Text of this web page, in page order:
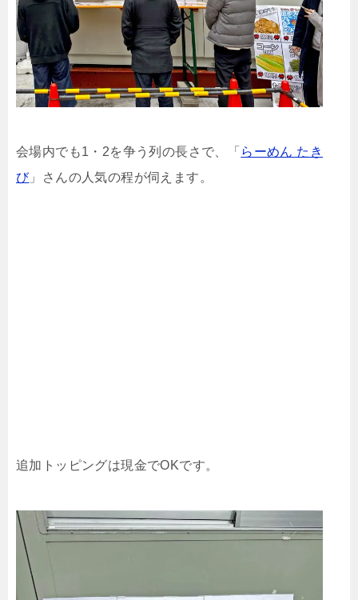
会場内でも1・2を争う列の長さで、「 らーめん たき
び」さんの人気の程が伺えます。
追加トッピングは現金でOKです。